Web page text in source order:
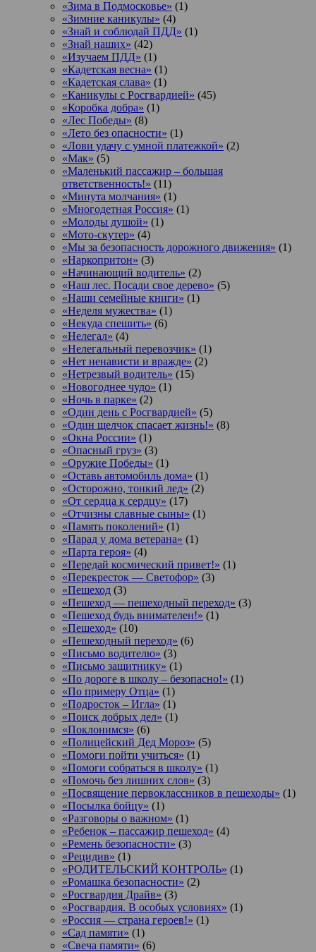
«Зима в Подмосковье» (1)
«Зимние каникулы» (4)
«Знай и соблюдай ПДД» (1)
«Знай наших» (42)
«Изучаем ПДД» (1)
«Кадетская весна» (1)
«Кадетская слава» (1)
«Каникулы с Росгвардией» (45)
«Коробка добра» (1)
«Лес Победы» (8)
«Лето без опасности» (1)
«Лови удачу с умной платежкой» (2)
«Мак» (5)
«Маленький пассажир – большая
ответственность!» (11)
«Минута молчания» (1)
«Многодетная Россия» (1)
«Молоды душой» (1)
«Мото-скутер» (4)
«Мы за безопасность дорожного движения» (1)
«Наркопритон» (3)
«Начинающий водитель» (2)
«Наш лес. Посади свое дерево» (5)
«Наши семейные книги» (1)
«Неделя мужества» (1)
«Некуда спешить» (6)
«Нелегал» (4)
«Нелегальный перевозчик» (1)
«Нет ненависти и вражде» (2)
«Нетрезвый водитель» (15)
«Новогоднее чудо» (1)
«Ночь в парке» (2)
«Один день с Росгвардией» (5)
«Один щелчок спасает жизнь!» (8)
«Окна России» (1)
«Опасный груз» (3)
«Оружие Победы» (1)
«Оставь автомобиль дома» (1)
«Осторожно, тонкий лед» (2)
«От сердца к сердцу» (17)
«Отчизны славные сыны» (1)
«Память поколений» (1)
«Парад у дома ветерана» (1)
«Парта героя» (4)
«Передай космический привет!» (1)
«Перекресток — Светофор» (3)
«Пешеход (3)
«Пешеход — пешеходный переход» (3)
«Пешеход будь внимателен!» (1)
«Пешеход» (10)
«Пешеходный переход» (6)
«Письмо водителю» (3)
«Письмо защитнику» (1)
«По дороге в школу – безопасно!» (1)
«По примеру Отца» (1)
«Подросток ‒ Игла» (1)
«Поиск добрых дел» (1)
«Поклонимся» (6)
«Полицейский Дед Мороз» (5)
«Помоги пойти учиться» (1)
«Помоги собраться в школу» (1)
«Помочь без лишних слов» (3)
«Посвящение первоклассников в пешеходы» (1)
«Посылка бойцу» (1)
«Разговоры о важном» (1)
«Ребенок – пассажир пешеход» (4)
«Ремень безопасности» (3)
«Рецидив» (1)
«РОДИТЕЛЬСКИЙ КОНТРОЛЬ» (1)
«Ромашка безопасности» (2)
«Росгвардия Драйв» (3)
«Росгвардия. В особых условиях» (1)
«Россия — страна героев!» (1)
«Сад памяти» (1)
«Свеча памяти» (6)